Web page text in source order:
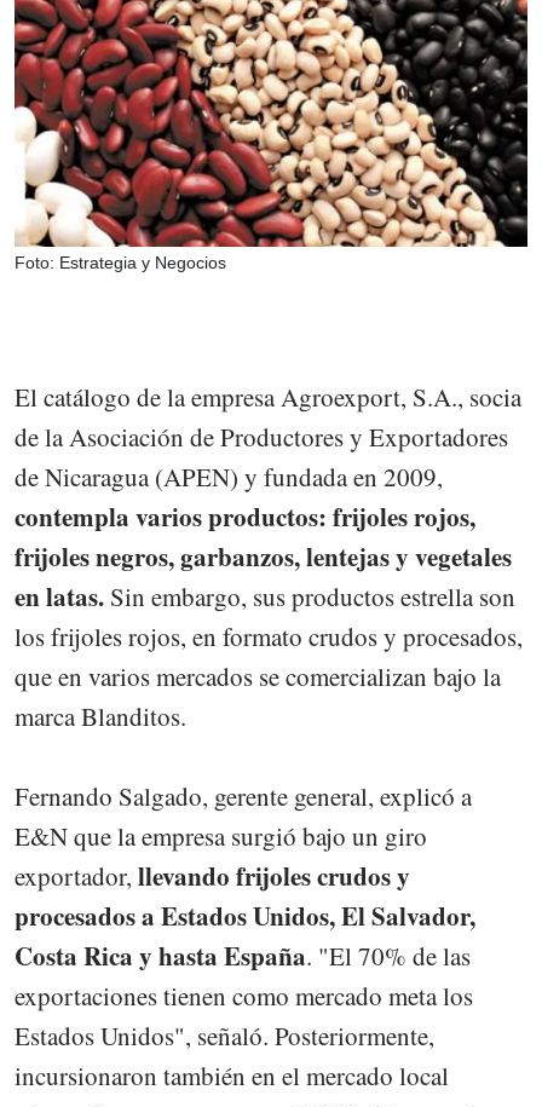
Foto: Estrategia y Negocios
El catálogo de la empresa Agroexport, S.A., socia
de la Asociación de Productores y Exportadores
de Nicaragua (APEN) y fundada en 2009,
contempla varios productos: frijoles rojos,
frijoles negros, garbanzos, lentejas y vegetales
en latas. Sin embargo, sus productos estrella son
los frijoles rojos, en formato crudos y procesados,
que en varios mercados se comercializan bajo la
marca Blanditos.
Fernando Salgado, gerente general, explicó a
E&N que la empresa surgió bajo un giro
exportador, llevando frijoles crudos y
procesados a Estados Unidos, El Salvador,
Costa Rica y hasta España. "El 70% de las
exportaciones tienen como mercado meta los
Estados Unidos", señaló. Posteriormente,
incursionaron también en el mercado local